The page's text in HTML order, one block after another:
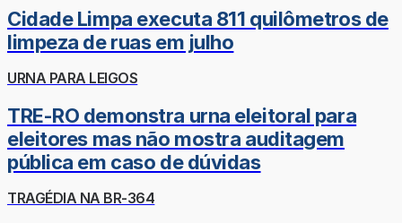
Cidade Limpa executa 811 quilômetros de
limpeza de ruas em julho
URNA PARA LEIGOS
TRE-RO demonstra urna eleitoral para
eleitores mas não mostra auditagem
pública em caso de dúvidas
TRAGÉDIA NA BR-364